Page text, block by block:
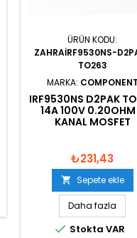
ÜRÜN KODU:
ZAHRAIRF9530NS-
TO263
MARKA: COMPONENT
IRF9530NS D2PAK
14A 100V 0.20OHM
KANAL MOSFET
₺231,43
 Sepete ekle
Daha fazla
 Stokta VAR